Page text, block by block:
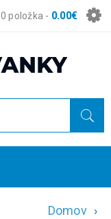
0 položka - 0.00€
Domov ›